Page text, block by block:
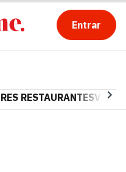
Entrar
RESTAURANTES